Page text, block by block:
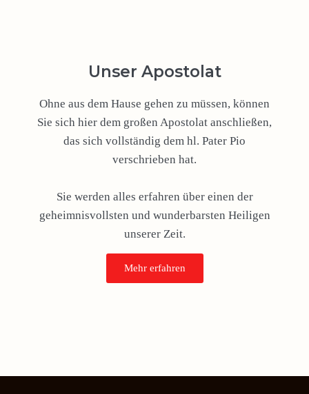
Unser Apostolat
Ohne aus dem Hause gehen zu müssen, können
Sie sich hier dem großen Apostolat anschließen,
das sich vollständig dem hl. Pater Pio
verschrieben hat.
Sie werden alles erfahren über einen der
geheimnisvollsten und wunderbarsten Heiligen
unserer Zeit.
Mehr erfahren